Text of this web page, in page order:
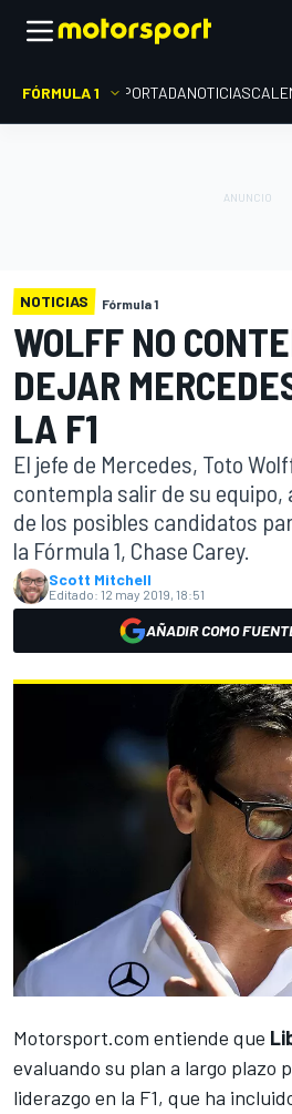
FÓRMULA 1 PORTADANOTICIAS
NOTICIAS Fórmula 1
WOLFF NO
DEJAR
LA F1
El jefe de Mercedes, Toto
contempla salir de su equipo,
de los posibles candidatos
la Fórmula 1, Chase Carey.
Scott Mitchell
Editado: 12 may 2019, 18:51
AÑADIR COMO
Motorsport.com entiende que
evaluando su plan a largo plazo
liderazgo en la F1, que ha